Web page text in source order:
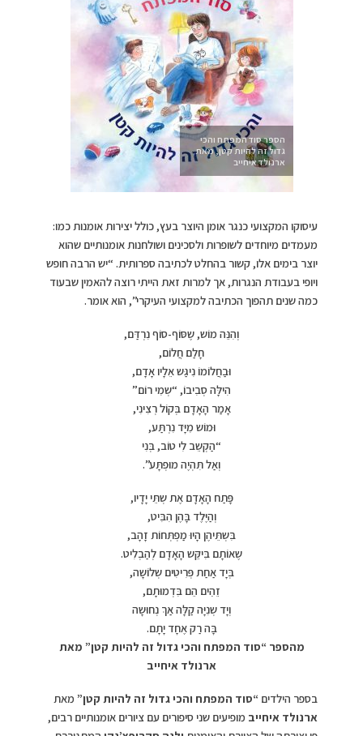
הספר סוד המפתח והכי
גדול זה להיות קטן, מאת
ארנולד איחייב
עיסוקו המקצועי כנגר אומן היוצר בעץ, כולל יצירות אומנות כמו:
מעמדים מיוחדים לשופרות ולסכינים ושולחנות אומנותיים שהוא
יוצר בימים אלו, קשור בהחלט לכתיבה ספרותית. “יש הרבה חופש
ויופי בעבודת הנגרות, אך למרות זאת הייתי רוצה להאמין שבעוד
כמה שנים תהפוך הכתיבה למקצועי העיקרי”, הוא אומר.
וְהִנֵּה מוֹש, שֶסּוֹף-סוֹף נִרְדַּם,
חָלַם חֲלוֹם,
וּבַחֲלוֹמוֹ נִיגַּש אֵלָיו אָדָם,
הִילָּה סְבִיבוֹ, “שְמִי רוֹם”
אָמַר הָאָדָם בְּקוֹל רְצִינִי,
וּמוֹש מִיָּד נִרְתַּע,
“הַקְשֵב לִי טוֹב, בְּנִי
וְאַל תִּהְיֶה מוּפְתָּע”.
פָּתַח הָאָדָם אֶת שְתֵּי יָדָיו,
וְהַיֶּלֶד בָּהֶן הִבִּיט,
בִּשְתֵּיהֶן הָיוּ מַפְתְּחוֹת זָהָב,
שֶאוֹתָם בִּיקֵּש הָאָדָם לְהַבְלִיט.
בְּיָד אַחַת פְּרִיטִים שְלוֹשָה,
זֵהִִים הֵם בִּדְמוּתָם,
וְיָד שְנִיָּה קַלָּה אַךְ נְחוּשָה
בָּה רַק אֶחָד יָתָם.
מהספר “סוד המפתח והכי גדול זה להיות קטן” מאת
ארנולד איחייב
בספר הילדים“סוד המפתח והכי גדול זה להיות קטן” מאת
ארנולד איחייב מופיעים שני סיפורים עם ציורים אומנותיים רבים,